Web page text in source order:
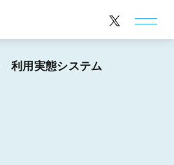
利用実態システム